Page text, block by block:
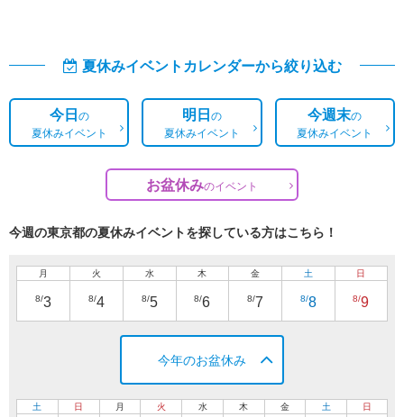
夏休みイベントカレンダーから絞り込む
今日の
夏休みイベント
明日の
夏休みイベント
今週末の
夏休みイベント
お盆休みのイベント
今週の東京都の夏休みイベントを探している方はこちら！
月
8/3
火
8/4
水
8/5
木
8/6
金
8/7
土
8/8
日
8/9
今年のお盆休み
土 日 月 火 水 木 金 土 日